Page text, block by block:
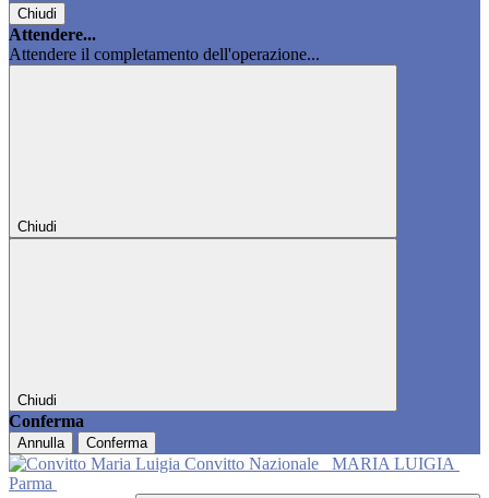
Chiudi
Attendere...
Attendere il completamento dell'operazione...
Chiudi
Chiudi
Conferma
Annulla Conferma
Convitto Nazionale
MARIA LUIGIA
Parma